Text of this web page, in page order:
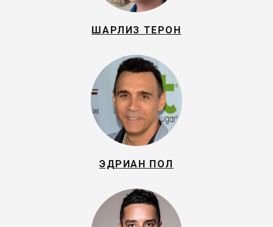
ШАРЛИЗ ТЕРОН
ЭДРИАН ПОЛ